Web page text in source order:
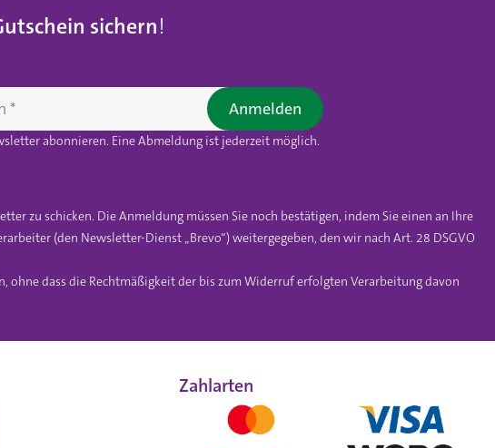
sichern!
abonnieren. Eine Abmeldung ist jederzeit möglich.
Anmelden
zu schicken. Die Anmeldung müssen Sie noch bestätigen, indem Sie einen an Ihre
(den Newsletter-Dienst „Brevo“) weitergegeben, den wir nach Art. 28 DSGVO
dass die Rechtmäßigkeit der bis zum Widerruf erfolgten Verarbeitung davon
Zahlarten